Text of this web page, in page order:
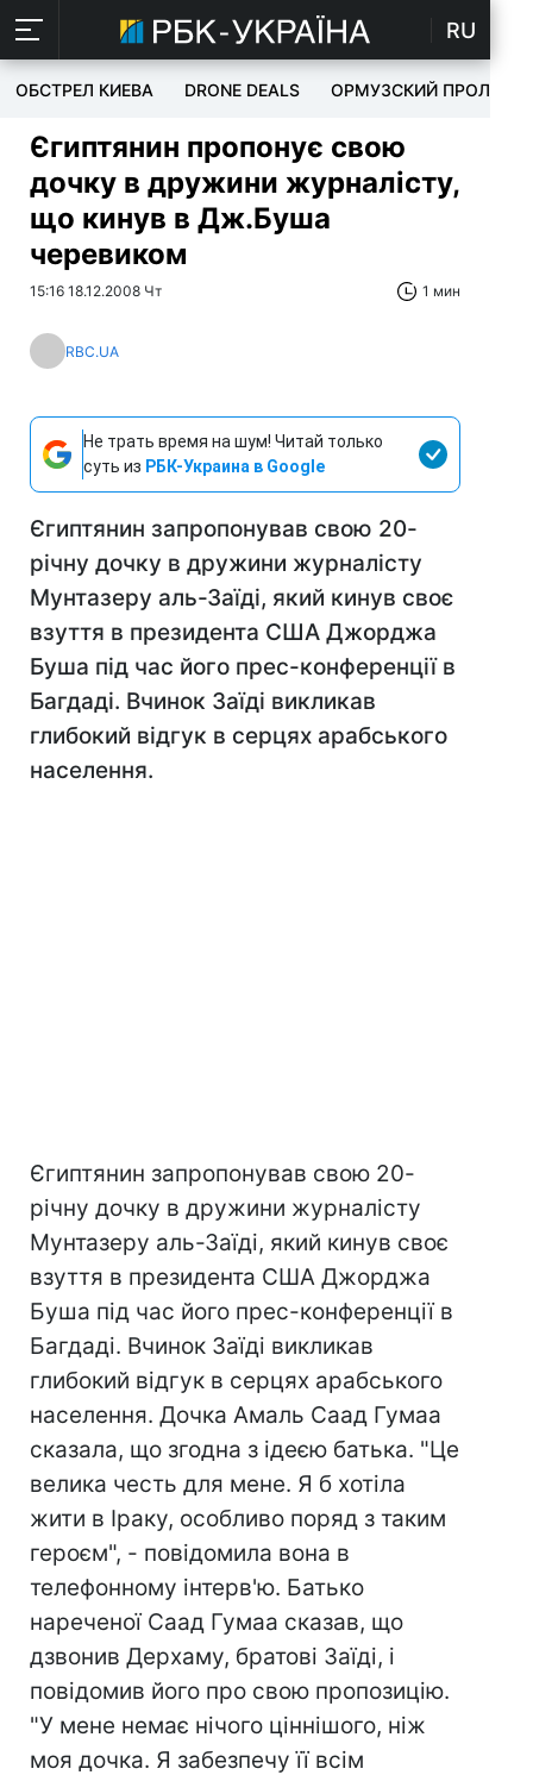
RU
ОБСТРЕЛ КИЕВА DRONE DEALS ОРМУЗСКИЙ ПРОЛИВ
Єгиптянин пропонує свою
дочку в дружини журналісту,
що кинув в Дж.Буша
черевиком
15:16 18.12.2008 Чт 1 мин
RBC.UA
Не трать время на шум! Читай только
суть из РБК-Украина в Google
Єгиптянин запропонував свою 20-
річну дочку в дружини журналісту
Мунтазеру аль-Заїді, який кинув своє
взуття в президента США Джорджа
Буша під час його прес-конференції в
Багдаді. Вчинок Заїді викликав
глибокий відгук в серцях арабського
населення.
Єгиптянин запропонував свою 20-
річну дочку в дружини журналісту
Мунтазеру аль-Заїді, який кинув своє
взуття в президента США Джорджа
Буша під час його прес-конференції в
Багдаді. Вчинок Заїді викликав
глибокий відгук в серцях арабського
населення. Дочка Амаль Саад Гумаа
сказала, що згодна з ідеєю батька. "Це
велика честь для мене. Я б хотіла
жити в Іраку, особливо поряд з таким
героєм", - повідомила вона в
телефонному інтерв'ю. Батько
нареченої Саад Гумаа сказав, що
дзвонив Дерхаму, братові Заїді, і
повідомив його про свою пропозицію.
"У мене немає нічого ціннішого, ніж
моя дочка. Я забезпечу її всім